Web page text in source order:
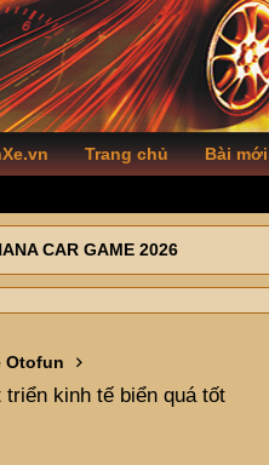
Trang chủ Bài mới
CAR GAME 2026
Otofun
kinh tế biển quá tốt